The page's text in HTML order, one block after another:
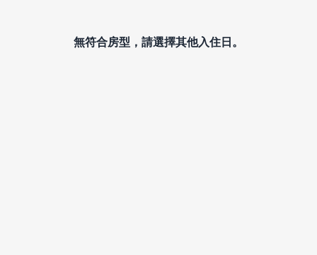
無符合房型，請選擇其他入住日。